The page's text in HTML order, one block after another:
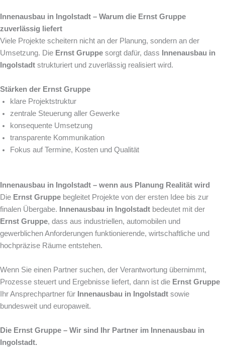
Innenausbau in Ingolstadt – Warum die Ernst Gruppe
zuverlässig liefert
Viele Projekte scheitern nicht an der Planung, sondern an der
Umsetzung. Die Ernst Gruppe sorgt dafür, dass
Innenausbau in
Ingolstadt strukturiert und zuverlässig realisiert wird.
Stärken der Ernst Gruppe
klare Projektstruktur
zentrale Steuerung aller Gewerke
konsequente Umsetzung
transparente Kommunikation
Fokus auf Termine, Kosten und Qualität
Innenausbau in Ingolstadt – wenn aus Planung Realität wird
Die Ernst Gruppe begleitet Projekte von der ersten Idee bis zur
finalen Übergabe.
Innenausbau in Ingolstadt bedeutet mit der
Ernst Gruppe, dass aus industriellen, automobilen und
gewerblichen Anforderungen funktionierende, wirtschaftliche und
hochpräzise Räume entstehen.
Wenn Sie einen Partner suchen, der Verantwortung übernimmt,
Prozesse steuert und Ergebnisse liefert, dann ist die Ernst Gruppe
Ihr Ansprechpartner für Innenausbau in Ingolstadt sowie
bundesweit und europaweit.
Die Ernst Gruppe – Wir sind Ihr Partner im Innenausbau in
Ingolstadt.